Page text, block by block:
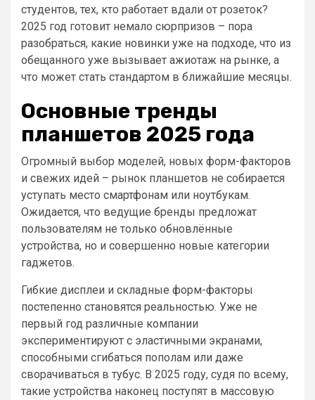
студентов, тех, кто работает вдали от розеток?
2025 год готовит немало сюрпризов – пора
разобраться, какие новинки уже на подходе, что из
обещанного уже вызывает ажиотаж на рынке, а
что может стать стандартом в ближайшие месяцы.
Основные тренды
планшетов 2025 года
Огромный выбор моделей, новых форм-факторов
и свежих идей – рынок планшетов не собирается
уступать место смартфонам или ноутбукам.
Ожидается, что ведущие бренды предложат
пользователям не только обновлённые
устройства, но и совершенно новые категории
гаджетов.
Гибкие дисплеи и складные форм-факторы
постепенно становятся реальностью. Уже не
первый год различные компании
экспериментируют с эластичными экранами,
способными сгибаться пополам или даже
сворачиваться в тубус. В 2025 году, судя по всему,
такие устройства наконец поступят в массовую